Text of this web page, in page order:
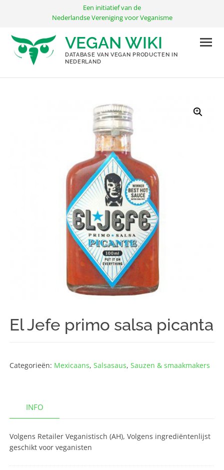
inhoud
Een initiatief van de
Nederlandse Vereniging voor Veganisme
VEGAN WIKI
DATABASE VAN VEGAN PRODUCTEN IN
NEDERLAND
El Jefe primo salsa picanta
Categorieën: Mexicaans,Salsasaus,Sauzen & smaakmakers
INFO
Volgens Retailer Veganistisch (AH), Volgens ingrediëntenlijst
geschikt voor veganisten